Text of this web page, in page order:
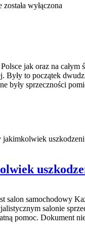
została wyłączona
jak oraz na
Były to początek
były sprzeczności
jakimkolwiek
salon samochodowy
salonie
pomoc. Dokument